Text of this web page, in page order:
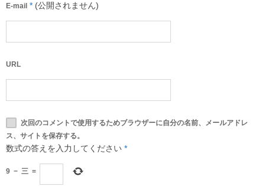
E-mail * (公開されません)
URL
次回のコメントで使用するためブラウザーに自分の名前、メールアドレ
ス、サイトを保存する。
数式の答えを入力してください *
9 − 三 =